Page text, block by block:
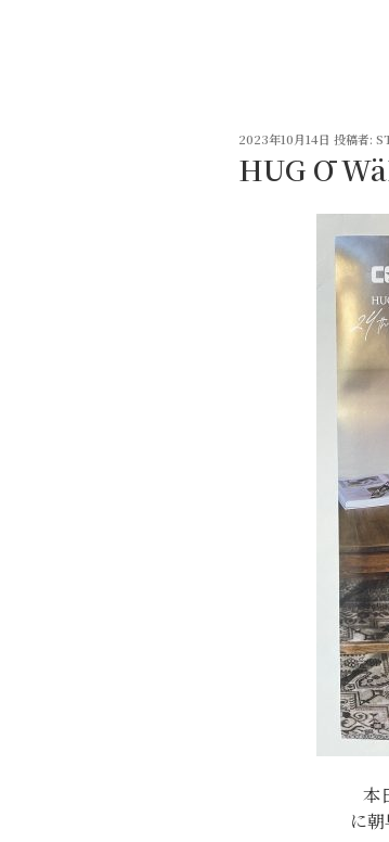
投
日:
2023年10月14日 投稿者:
HUG Ō
本
に